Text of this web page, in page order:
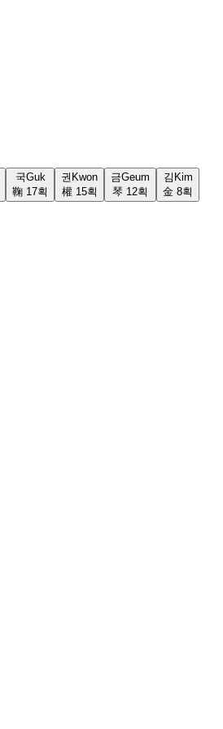
국Guk
鞠 17획
권 Kwon
權 15획
금Geum
琴 12획
김 Kim
金 8획